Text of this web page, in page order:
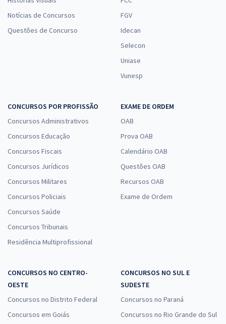
Notícias de Concursos
Questões de Concurso
FGV
Idecan
Selecon
Uniase
Vunesp
CONCURSOS POR PROFISSÃO
Concursos Administrativos
Concursos Educação
Concursos Fiscais
Concursos Jurídicos
Concursos Militares
Concursos Policiais
Concursos Saúde
Concursos Tribunais
Residência Multiprofissional
EXAME DE ORDEM
OAB
Prova OAB
Calendário OAB
Questões OAB
Recursos OAB
Exame de Ordem
CONCURSOS NO CENTRO-
OESTE
Concursos no Distrito Federal
Concursos em Goiás
CONCURSOS NO SUL E
SUDESTE
Concursos no Paraná
Concursos no Rio Grande do Sul